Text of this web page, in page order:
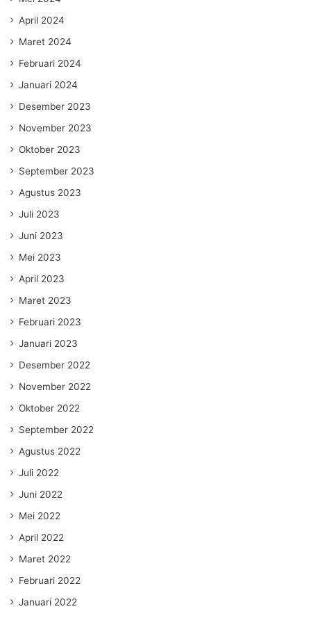
April 2024
Maret 2024
Februari 2024
Januari 2024
Desember 2023
November 2023
Oktober 2023
September 2023
Agustus 2023
Juli 2023
Juni 2023
Mei 2023
April 2023
Maret 2023
Februari 2023
Januari 2023
Desember 2022
November 2022
Oktober 2022
September 2022
Agustus 2022
Juli 2022
Juni 2022
Mei 2022
April 2022
Maret 2022
Februari 2022
Januari 2022